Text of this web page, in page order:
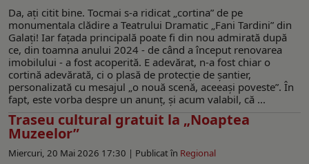
Da, aţi citit bine. Tocmai s-a ridicat „cortina” de pe
monumentala clădire a Teatrului Dramatic „Fani Tardini” din
Galaţi! Iar faţada principală poate fi din nou admirată după
ce, din toamna anului 2024 - de când a început renovarea
imobilului - a fost acoperită. E adevărat, n-a fost chiar o
cortină adevărată, ci o plasă de protecție de șantier,
personalizată cu mesajul „o nouă scenă, aceeaşi poveste”. În
fapt, este vorba despre un anunţ, şi acum valabil, că ...
Traseu cultural gratuit la „Noaptea
Muzeelor”
Miercuri, 20 Mai 2026 17:30 | Publicat în Regional